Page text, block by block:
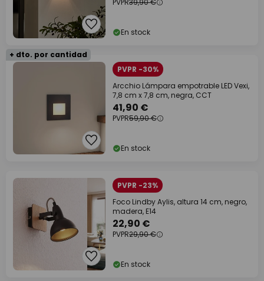
PVPR39,90 €
En stock
+ dto. por cantidad
PVPR -30%
Arcchio Lámpara empotrable LED Vexi,
7,8 cm x 7,8 cm, negra, CCT
41,90 €
PVPR59,90 €
En stock
PVPR -23%
Foco Lindby Aylis, altura 14 cm, negro,
madera, E14
22,90 €
PVPR29,90 €
En stock